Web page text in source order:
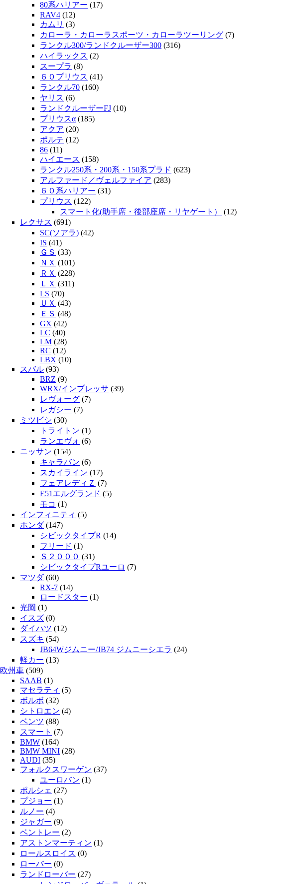
80系ハリアー (17)
RAV4 (12)
カムリ (3)
カローラ・カローラスポーツ・カローラツーリング (7)
ランクル300/ランドクルーザー300 (316)
ハイラックス (2)
スープラ (8)
６０プリウス (41)
ランクル70 (160)
ヤリス (6)
ランドクルーザーFJ (10)
プリウスα (185)
アクア (20)
ポルテ (12)
86 (11)
ハイエース (158)
ランクル250系・200系・150系プラド (623)
アルファード／ヴェルファイア (283)
６０系ハリアー (31)
プリウス (122)
スマート化(助手席・後部座席・リヤゲート）
(12)
レクサス (691)
SC(ソアラ) (42)
IS (41)
ＧＳ (33)
ＮＸ (101)
ＲＸ (228)
ＬＸ (311)
LS (70)
ＵＸ (43)
ＥＳ (48)
GX (42)
LC (40)
LM (28)
RC (12)
LBX (10)
スバル (93)
BRZ (9)
WRX/インプレッサ (39)
レヴォーグ (7)
レガシー (7)
ミツビシ (30)
トライトン (1)
ランエヴォ (6)
ニッサン (154)
キャラバン (6)
スカイライン (17)
フェアレディＺ (7)
E51エルグランド (5)
モコ (1)
インフィニティ (5)
ホンダ(147)
シビックタイプR (14)
フリード (1)
Ｓ２０００ (31)
シビックタイプRユーロ (7)
マツダ(60)
RX-7 (14)
ロードスター (1)
光岡 (1)
イスズ (0)
ダイハツ (12)
スズキ (54)
JB64Wジムニー/JB74 ジムニーシエラ (24)
軽カー (13)
欧州車 (509)
SAAB (1)
マセラティ (5)
ボルボ (32)
シトロエン (4)
ベンツ (88)
スマート (7)
BMW (164)
BMW MINI (28)
AUDI (35)
フォルクスワーゲン (37)
ユーロバン (1)
ポルシェ (27)
プジョー (1)
ルノー (4)
ジャガー (9)
ベントレー (2)
アストンマーティン (1)
ロールスロイス (0)
ローバー (0)
ランドローバー (27)